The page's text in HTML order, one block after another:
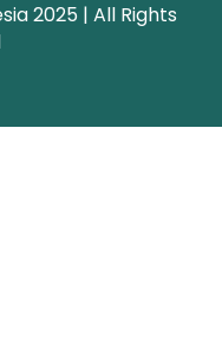
2025 | All Rights